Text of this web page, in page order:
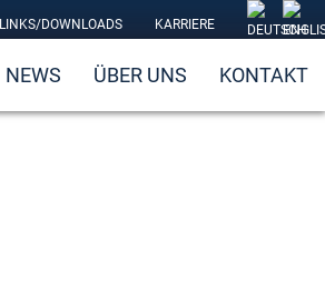
LINKS/DOWNLOADS KARRIERE
NEWS ÜBER UNS KONTAKT